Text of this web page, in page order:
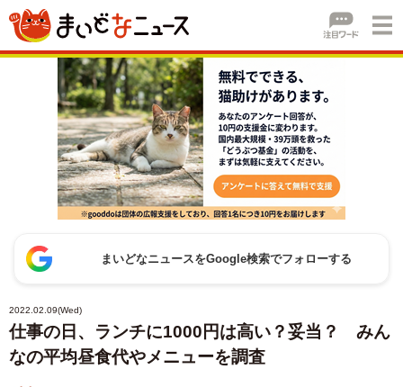
まいどなニュースをGoogle検索でフォローする
2022.02.09(Wed)
仕事の日、ランチに1000円は高い？妥当？ みん
なの平均昼食代やメニューを調査